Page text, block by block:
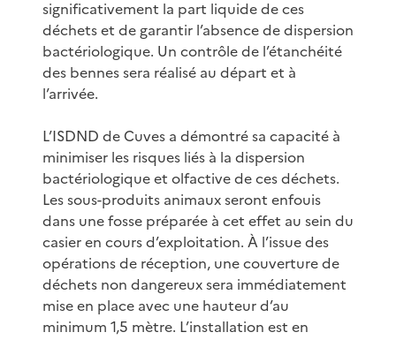
significativement la part liquide de ces
déchets et de garantir l’absence de dispersion
bactériologique. Un contrôle de l’étanchéité
des bennes sera réalisé au départ et à
l’arrivée.
L’ISDND de Cuves a démontré sa capacité à
minimiser les risques liés à la dispersion
bactériologique et olfactive de ces déchets.
Les sous-produits animaux seront enfouis
dans une fosse préparée à cet effet au sein du
casier en cours d’exploitation. À l’issue des
opérations de réception, une couverture de
déchets non dangereux sera immédiatement
mise en place avec une hauteur d’au
minimum 1,5 mètre. L’installation est en